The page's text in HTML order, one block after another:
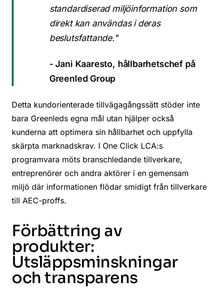
standardiserad miljöinformation som
direkt kan användas i deras
beslutsfattande."
- Jani Kaaresto, hållbarhetschef på
Greenled Group
Detta kundorienterade tillvägagångssätt stöder inte
bara Greenleds egna mål utan hjälper också
kunderna att optimera sin hållbarhet och uppfylla
skärpta marknadskrav. I One Click LCA:s
programvara möts branschledande tillverkare,
entreprenörer och andra aktörer i en gemensam
miljö där informationen flödar smidigt från tillverkare
till AEC-proffs.
Förbättring av
produkter:
Utsläppsminskningar
och transparens